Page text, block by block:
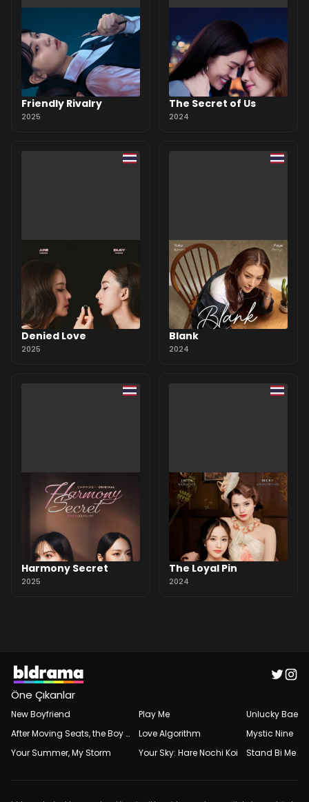
Friendly Rivalry
2025
The Secret of Us
2024
Denied Love
2025
Blank
2024
Harmony Secret
2025
The Loyal Pin
2024
Öne Çıkanlar
New Boyfriend
After Moving Seats, the Boy Behind Me Has a Crush on Me
Your Summer, My Storm
Play Me
Love Algorithm
Your Sky: Hare Nochi Koi
Unlucky Bae
Mystic Nine
Stand Bi Me